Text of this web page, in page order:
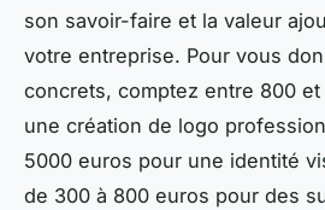
son savoir-faire et la valeur
votre entreprise. Pour vous
concrets, comptez entre 800
une création de logo
5000 euros pour une identité
de 300 à 800 euros pour des